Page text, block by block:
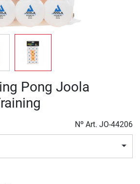
Pong Joola
Nº Art. JO-44206